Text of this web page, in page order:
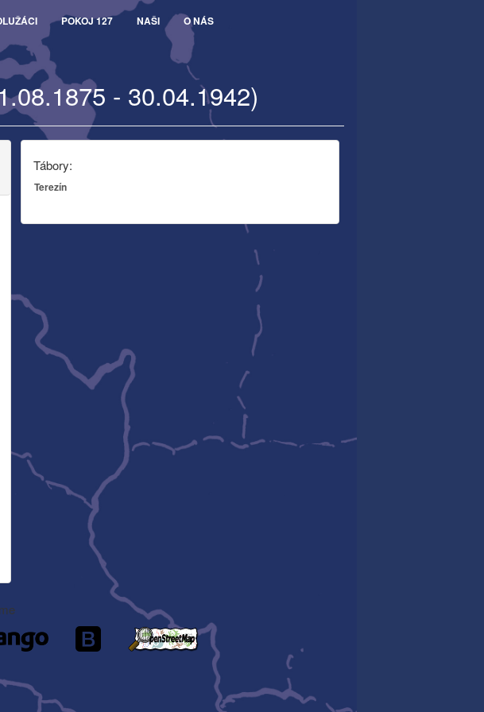
POKOJ 127 NAŠI O NÁS
- 30.04.1942)
Tábory:
Terezín